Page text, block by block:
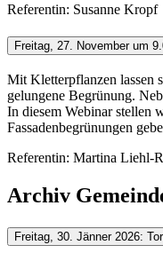
Referentin: Susanne Kropf
Freitag, 27. November um
Mit Kletterpflanzen lassen
gelungene Begrünung.
In diesem Webinar stellen
Fassadenbegrünungen
Referentin: Martina Liehl-
Archiv
Freitag, 30. Jänner 2026: